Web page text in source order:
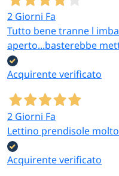
2 Giorni Fa
Tutto bene tranne l
aperto...basterebbe
Acquirente verificato
2 Giorni Fa
Lettino prendisole
Acquirente verificato